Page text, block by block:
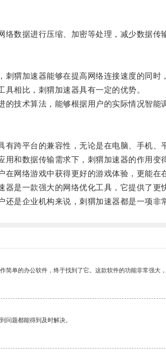
数据进行压缩、加密等处理，减少数据传
猬加速器能够在提高网络连接速度的同时
相比，刺猬加速器具有一定的优势。
技术算法，能够根据用户的实际情况智能
跨平台的兼容性，无论是在电脑、手机、
和数据传输需求下，刺猬加速器的作用变
网络游戏中获得更好的游戏体验，更能在
是一款强大的网络优化工具，它提供了更
是企业机构来说，刺猬加速器都是一项非
简单的办公软件，终于找到了它。这款软件的功能非常强大
问题都能得到及时解决。